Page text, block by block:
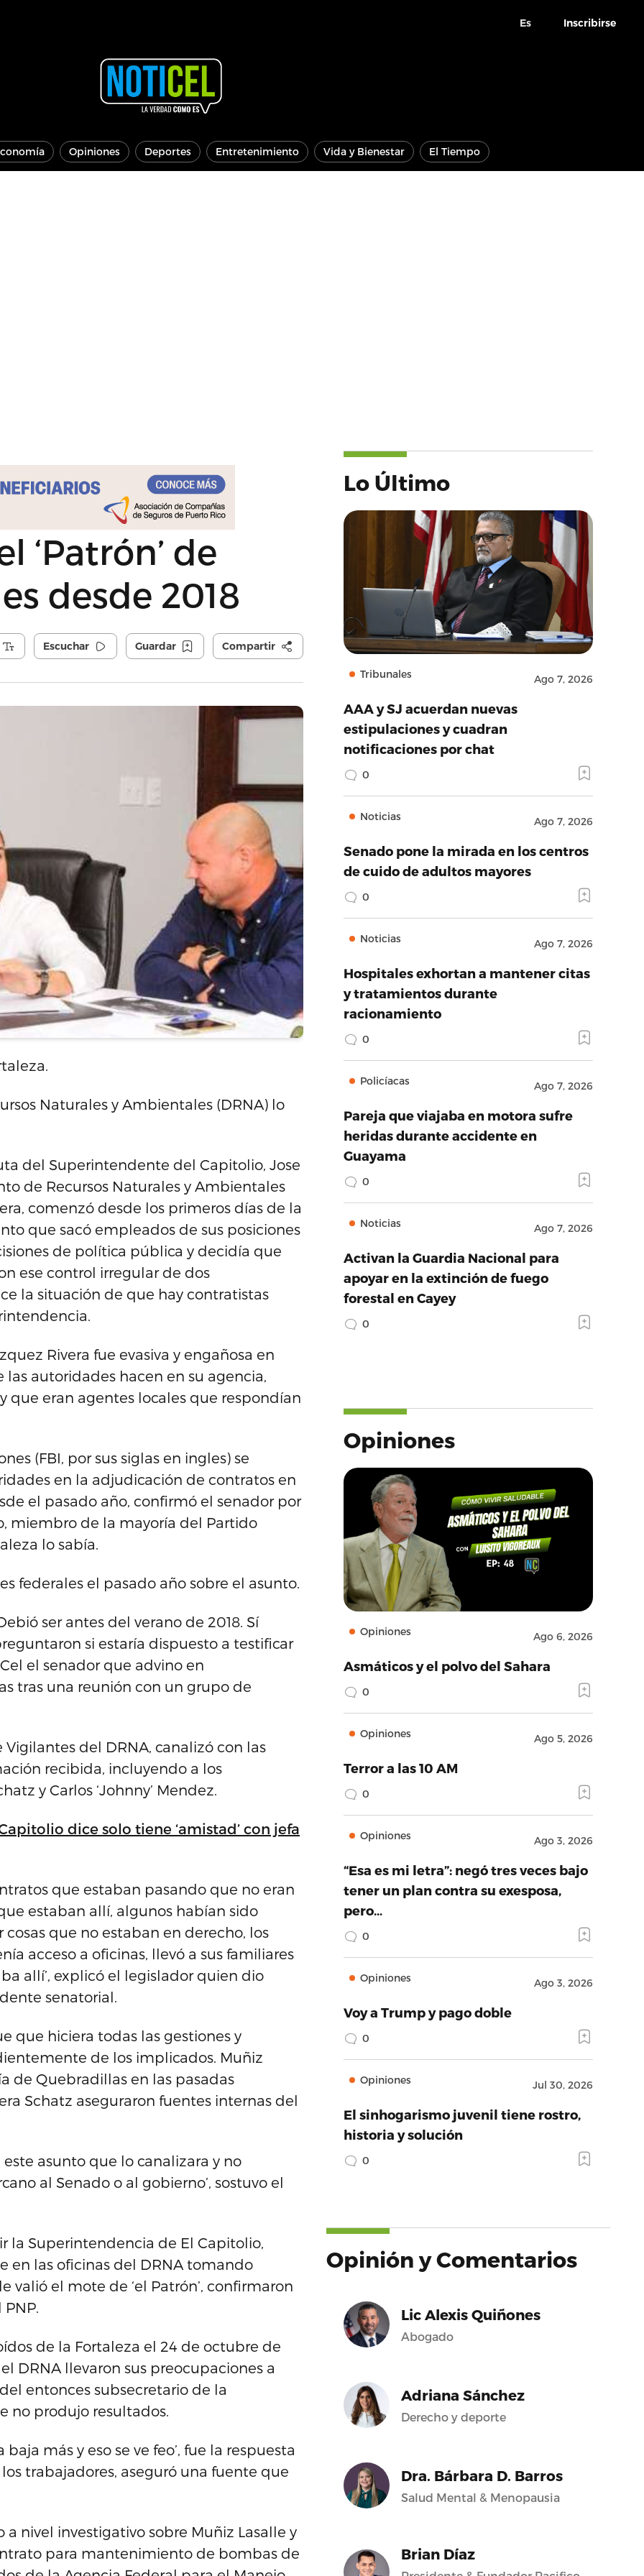
Es Inscribirse
Opiniones Deportes Entretenimiento Vida y Bienestar El Tiempo
‘Patrón’ de
desde 2018
Escuchar Guardar Compartir
Naturales y Ambientales (DRNA) lo
del Superintendente del Capitolio, Jose
de Recursos Naturales y Ambientales
comenzó desde los primeros días de la
que sacó empleados de sus posiciones
de política pública y decidía que
ese control irregular de dos
la situación de que hay contratistas
Rivera fue evasiva y engañosa en
autoridades hacen en su agencia,
que eran agentes locales que respondían
(FBI, por sus siglas en ingles) se
en la adjudicación de contratos en
el pasado año, confirmó el senador por
miembro de la mayoría del Partido
lo sabía.
federales el pasado año sobre el asunto.
ser antes del verano de 2018. Sí
si estaría dispuesto a testificar
el senador que advino en
tras una reunión con un grupo de
del DRNA, canalizó con las
recibida, incluyendo a los
y Carlos ‘Johnny’ Mendez.
dice solo tiene ‘amistad’ con jefa
que estaban pasando que no eran
estaban allí, algunos habían sido
que no estaban en derecho, los
acceso a oficinas, llevó a sus familiares
allí’, explicó el legislador quien dio
senatorial.
que hiciera todas las gestiones y
de los implicados. Muñiz
de Quebradillas en las pasadas
Schatz aseguraron fuentes internas del
asunto que lo canalizara y no
al Senado o al gobierno’, sostuvo el
la Superintendencia de El Capitolio,
en las oficinas del DRNA tomando
valió el mote de ‘el Patrón’, confirmaron
de la Fortaleza el 24 de octubre de
DRNA llevaron sus preocupaciones a
entonces subsecretario de la
no produjo resultados.
más y eso se ve feo’, fue la respuesta
trabajadores, aseguró una fuente que
nivel investigativo sobre Muñiz Lasalle y
para mantenimiento de bombas de
Lo Último
Tribunales Ago 7, 2026
AAA y SJ acuerdan nuevas
estipulaciones y cuadran
notificaciones por chat
0
Noticias Ago 7, 2026
Senado pone la mirada en los centros
de cuido de adultos mayores
0
Noticias Ago 7, 2026
Hospitales exhortan a mantener citas
y tratamientos durante
racionamiento
0
Policíacas Ago 7, 2026
Pareja que viajaba en motora sufre
heridas durante accidente en
Guayama
0
Noticias Ago 7, 2026
Activan la Guardia Nacional para
apoyar en la extinción de fuego
forestal en Cayey
0
Opiniones
Opiniones Ago 6, 2026
Asmáticos y el polvo del Sahara
0
Opiniones Ago 5, 2026
Terror a las 10 AM
0
Opiniones Ago 3, 2026
“Esa es mi letra”: negó tres veces bajo
tener un plan contra su exesposa,
pero…
0
Opiniones Ago 3, 2026
Voy a Trump y pago doble
0
Opiniones Jul 30, 2026
El sinhogarismo juvenil tiene rostro,
historia y solución
0
Opinión y Comentarios
Lic Alexis Quiñones
Abogado
Adriana Sánchez
Derecho y deporte
Dra. Bárbara D. Barros
Salud Mental & Menopausia
Brian Díaz